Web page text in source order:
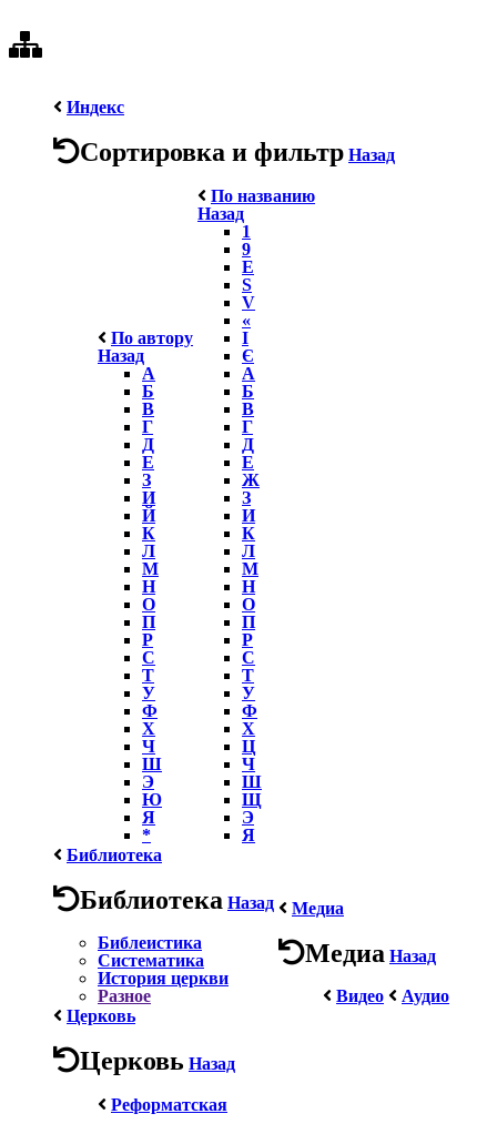
Индекс
Сортировка и фильтр Назад
По автору
Назад
А
Б
В
Г
Д
Е
З
И
Й
К
Л
М
Н
О
П
Р
С
Т
У
Ф
Х
Ч
Ш
Э
Ю
Я
*
По названию
Назад
1
9
E
S
V
«
І
Є
А
Б
В
Г
Д
Е
Ж
З
И
К
Л
М
Н
О
П
Р
С
Т
У
Ф
Х
Ц
Ч
Ш
Щ
Э
Я
Библиотека
Библиотека Назад
Библеистика
Систематика
История церкви
Разное
Медиа
Медиа Назад
Видео
Аудио
Церковь
Церковь Назад
Реформатская